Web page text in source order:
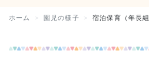
ホーム 園児の様子 宿泊保育（年長組